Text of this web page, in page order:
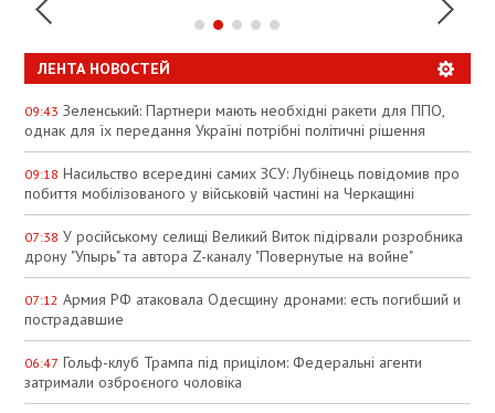
ЛЕНТА НОВОСТЕЙ
09:43 Зеленський: Партнери мають необхідні ракети для ППО,
однак для їх передання Україні потрібні політичні рішення
09:18 Насильство всередині самих ЗСУ: Лубінець повідомив про
побиття мобілізованого у військовій частині на Черкащині
07:38 У російському селищі Великий Виток підірвали розробника
дрону "Упырь" та автора Z-каналу "Повернутые на войне"
07:12 Армия РФ атаковала Одесщину дронами: есть погибший и
пострадавшие
06:47 Гольф-клуб Трампа під прицілом: Федеральні агенти
затримали озброєного чоловіка